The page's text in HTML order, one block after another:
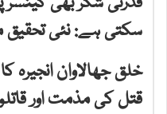
سکتی ہے: نئی تحقیق
خلق جھالاوان
قتل کی مذمت اور